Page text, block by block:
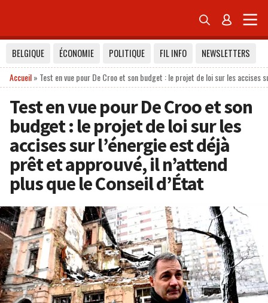
 
BELGIQUE ÉCONOMIE POLITIQUE FIL INFO
NEWSLETTERS
Accueil» Test en vue pour De Croo et son budget : le projet de loi sur les accises
Test en vue pour De Croo et son
budget : le projet de loi sur les
accises sur l’énergie est déjà
prêt et approuvé, il n’attend
plus que le Conseil d’État